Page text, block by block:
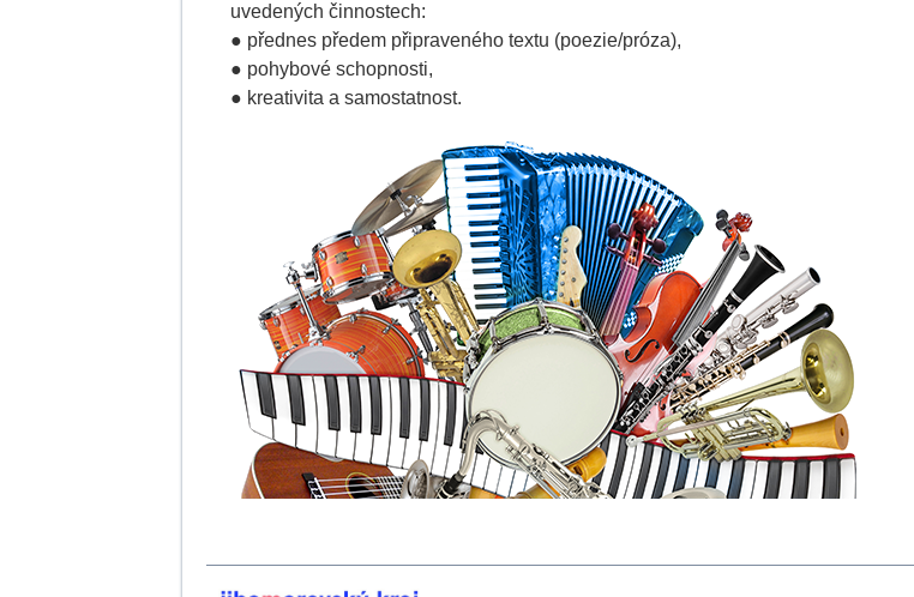
uvedených činnostech:
● přednes předem připraveného textu (poezie/próza),
● pohybové schopnosti,
● kreativita a samostatnost.